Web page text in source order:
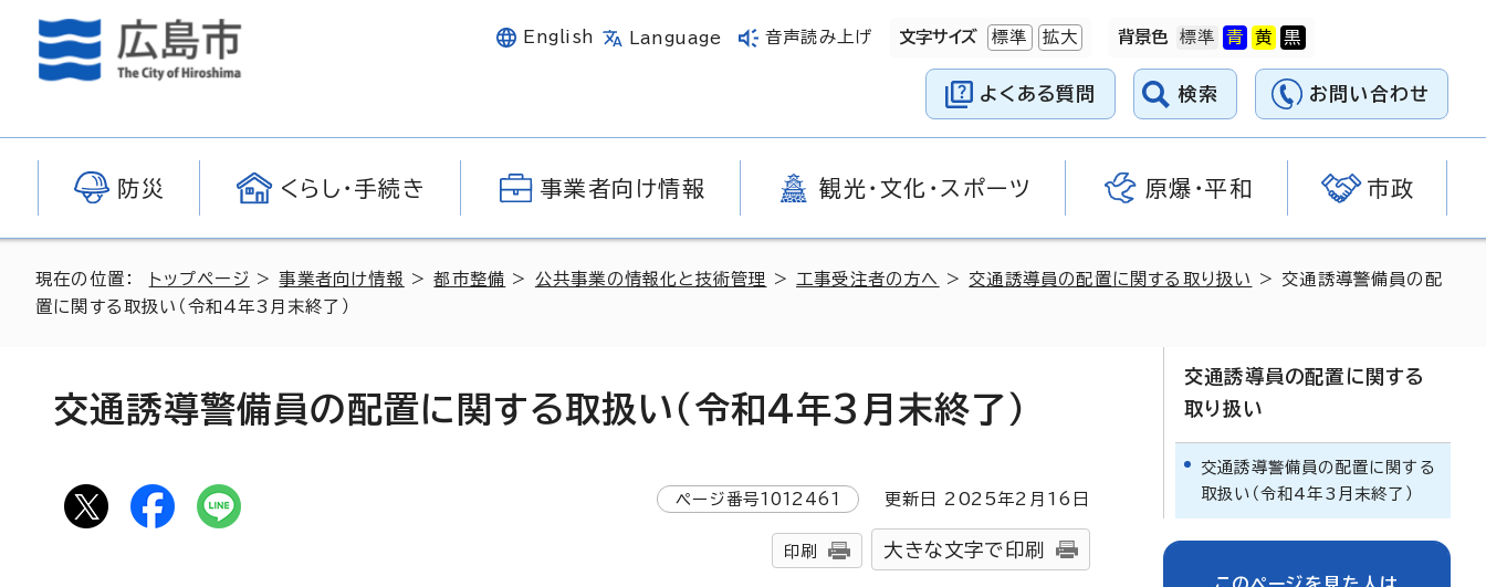
English Language 音声読み上げ 文字サイズ 標準 拡大 背景色
よくある質問 検索 お問い合わせ
防災 くらし・手続き 事業者向け情報 観光・文化・スポーツ 原爆・平和 市政
現在の位置： トップページ >事業者向け情報 >都市整備 > 公共事業の情報化と技術管理 > 工事受注者の方へ > 交通誘導員の配置に関する取り扱い
> 交通誘導警備員の配
置に関する取扱い（令和4年3月末終了）
交通誘導警備員の配置に関する取扱い（令和4年3月末終了）
ページ番号1012461 更新日 2025年2月 16 日
印刷 大きな文字で印刷
交通誘導員の配置に関する
取り扱い
交通誘導警備員の配置に関する
取扱い（令和4年3月末終了）